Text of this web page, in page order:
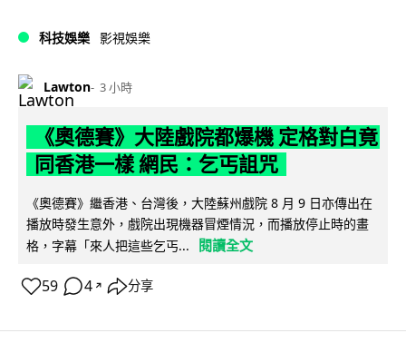
科技娛樂 影視娛樂
Lawton 3 小時
《奧德賽》大陸戲院都爆機 定格對白竟
同香港一樣 網民：乞丐詛咒
《奧德賽》繼香港、台灣後，大陸蘇州戲院 8 月 9 日亦傳出在
播放時發生意外，戲院出現機器冒煙情況，而播放停止時的畫
格，字幕「來人把這些乞丐...
閱讀全文
59 4 ↗ 分享